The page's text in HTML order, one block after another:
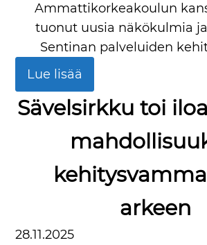
Ammattikorkeakoulun
tuonut uusia näkökulmia
Sentinan palveluiden
Lue lisää
Sävelsirkku toi
arkeen
28.11.2025